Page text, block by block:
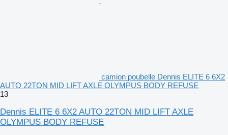
camion poubelle Dennis ELITE 6 6X2
AUTO 22TON MID LIFT AXLE OLYMPUS BODY REFUSE
13
Dennis ELITE 6 6X2 AUTO 22TON MID LIFT AXLE
OLYMPUS BODY REFUSE